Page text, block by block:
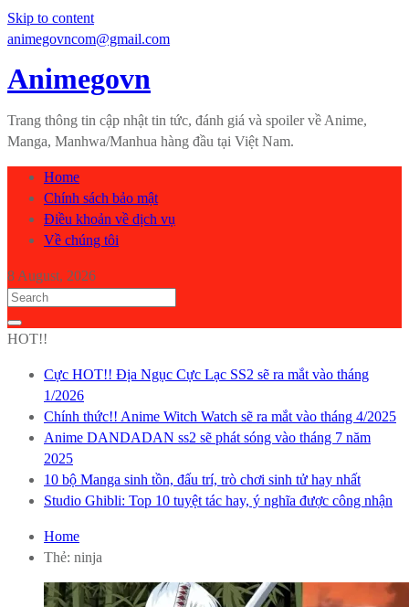
Skip to content
animegovncom@gmail.com
Animegovn
Trang thông tin cập nhật tin tức, đánh giá và spoiler về Anime,
Manga, Manhwa/Manhua hàng đầu tại Việt Nam.
Home
Chính sách bảo mật
Điều khoản về dịch vụ
Về chúng tôi
8 August, 2026
HOT!!
Cực HOT!! Địa Ngục Cực Lạc SS2 sẽ ra mắt vào tháng
1/2026
Chính thức!! Anime Witch Watch sẽ ra mắt vào tháng 4/2025
Anime DANDADAN ss2 sẽ phát sóng vào tháng 7 năm
2025
10 bộ Manga sinh tồn, đấu trí, trò chơi sinh tử hay nhất
Studio Ghibli: Top 10 tuyệt tác hay, ý nghĩa được công nhận
Home
Thẻ: ninja